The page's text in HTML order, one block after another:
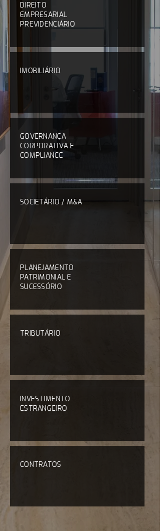
DIREITO
EMPRESARIAL
PREVIDENCIÁRIO
IMOBILIÁRIO
GOVERNANÇA
CORPORATIVA E
COMPLIANCE
SOCIETÁRIO / M&A
PLANEJAMENTO
PATRIMONIAL E
SUCESSÓRIO
TRIBUTÁRIO
INVESTIMENTO
ESTRANGEIRO
CONTRATOS